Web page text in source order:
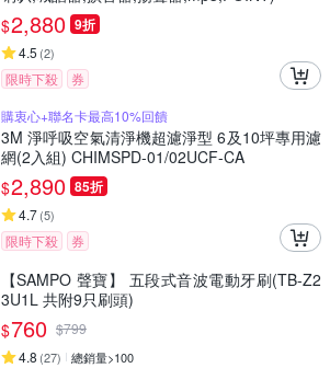
$2,880 9折
4.5 (2)
限時下殺
券
購衷心+聯名卡最高10%回饋
3M 淨呼吸空氣清淨機超濾淨型 6及10坪專用濾
網(2入組) CHIMSPD-01/02UCF-CA
$2,890 85折
4.7(5)
限時下殺 券
【SAMPO 聲寶】 五段式音波電動牙刷(TB-Z2
3U1L 共附9只刷頭)
$760 $799
4.8 (27) 總銷量>100